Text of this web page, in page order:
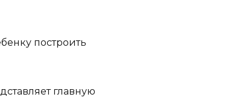
построить
главную